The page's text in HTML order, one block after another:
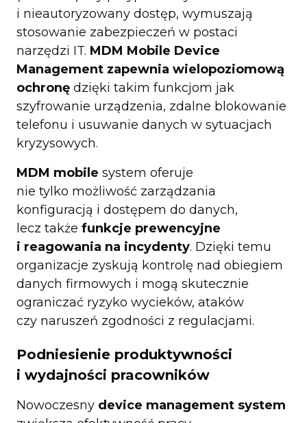
i nieautoryzowany dostęp, wymuszają
stosowanie zabezpieczeń w postaci
narzędzi IT. MDM Mobile Device
Management zapewnia wielopoziomową
ochronę dzięki takim funkcjom jak
szyfrowanie urządzenia, zdalne blokowanie
telefonu i usuwanie danych w sytuacjach
kryzysowych.
MDM mobile system oferuje
nie tylko możliwość zarządzania
konfiguracją i dostępem do danych,
lecz także funkcje prewencyjne
i reagowania na incydenty. Dzięki temu
organizacje zyskują kontrolę nad obiegiem
danych firmowych i mogą skutecznie
ograniczać ryzyko wycieków, ataków
czy naruszeń zgodności z regulacjami.
Podniesienie produktywności
i wydajności pracowników
Nowoczesny device management system